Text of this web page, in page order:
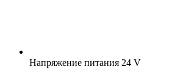
Напряжение питания 24 V